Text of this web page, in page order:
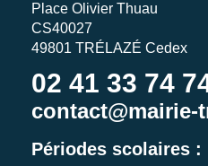
Place Olivier Thuau
CS40027
49801 TRÉLAZÉ Cedex
02 41 33 74
contact@mairie-
Périodes scolaires :